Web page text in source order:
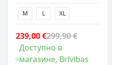
M L XL
239,00 €299,90 €
Доступно в
магазине, Brīvības